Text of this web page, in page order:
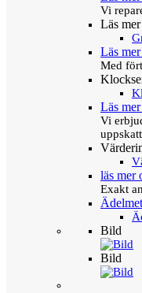
Vi
Läs
Läs
Med
Läs
Vi
läs mer
Exakt
Bild
Bild